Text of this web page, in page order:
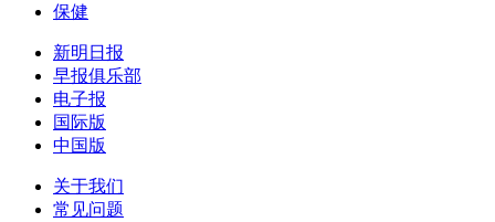
保健
新明日报
早报俱乐部
电子报
国际版
中国版
关于我们
常见问题